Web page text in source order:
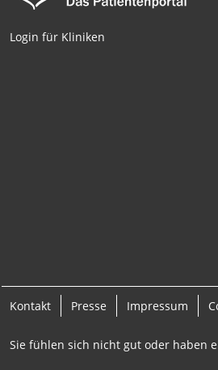
Login für Kliniken
Kontakt Presse Impressum
Sie fühlen sich nicht gut oder haben